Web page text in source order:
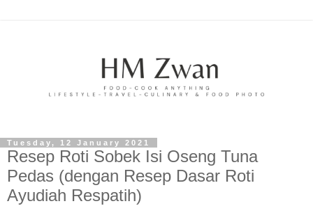
Tuesday, 12 January 2021
Resep Roti Sobek Isi Oseng Tuna
Pedas (dengan Resep Dasar Roti
Ayudiah Respatih)